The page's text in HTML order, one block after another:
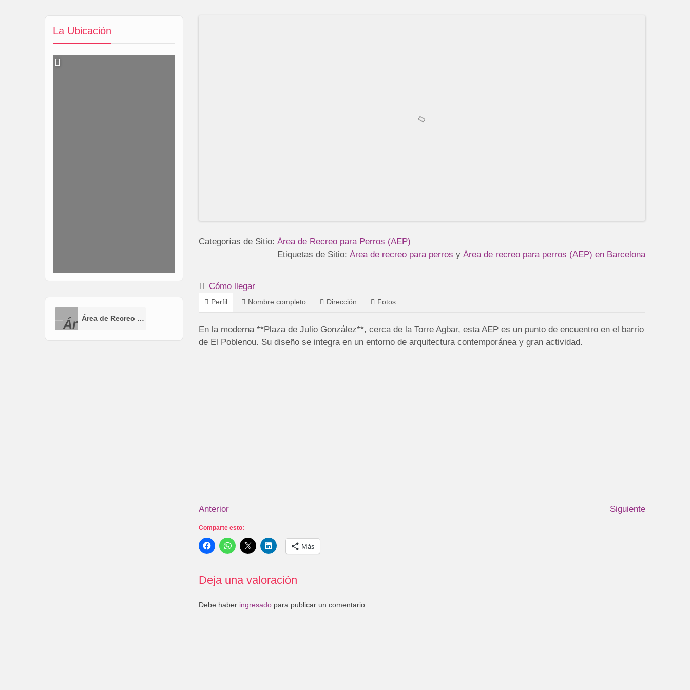
La Ubicación
Área de Recreo para Perros (AEP)
Categorías de Sitio: Área de Recreo para Perros (AEP)
Etiquetas de Sitio: Área de recreo para perros y Área de recreo para perros (AEP) en Barcelona
Cómo llegar
Perfil Nombre completo Dirección Fotos
En la moderna **Plaza de Julio González**, cerca de la Torre Agbar, esta AEP es un punto de encuentro en el barrio
de El Poblenou. Su diseño se integra en un entorno de arquitectura contemporánea y gran actividad.
Anterior Siguiente
Comparte esto:
Más
Deja una valoración
Debe haber ingresado para publicar un comentario.